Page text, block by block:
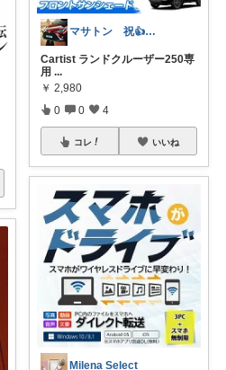
マサトン 祝👍7000プロフも見てね
Cartist ランドクルーザー250専
用 ...
￥ 2,980
0 0 4
コレ いいね
Milena Select